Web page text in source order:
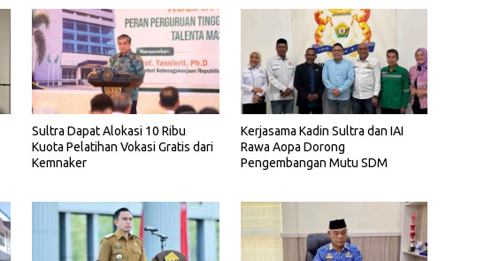
Sultra Dapat Alokasi 10 Ribu
Kuota Pelatihan Vokasi Gratis dari
Kemnaker
Kerjasama Kadin Sultra dan IAI
Rawa Aopa Dorong
Pengembangan Mutu SDM